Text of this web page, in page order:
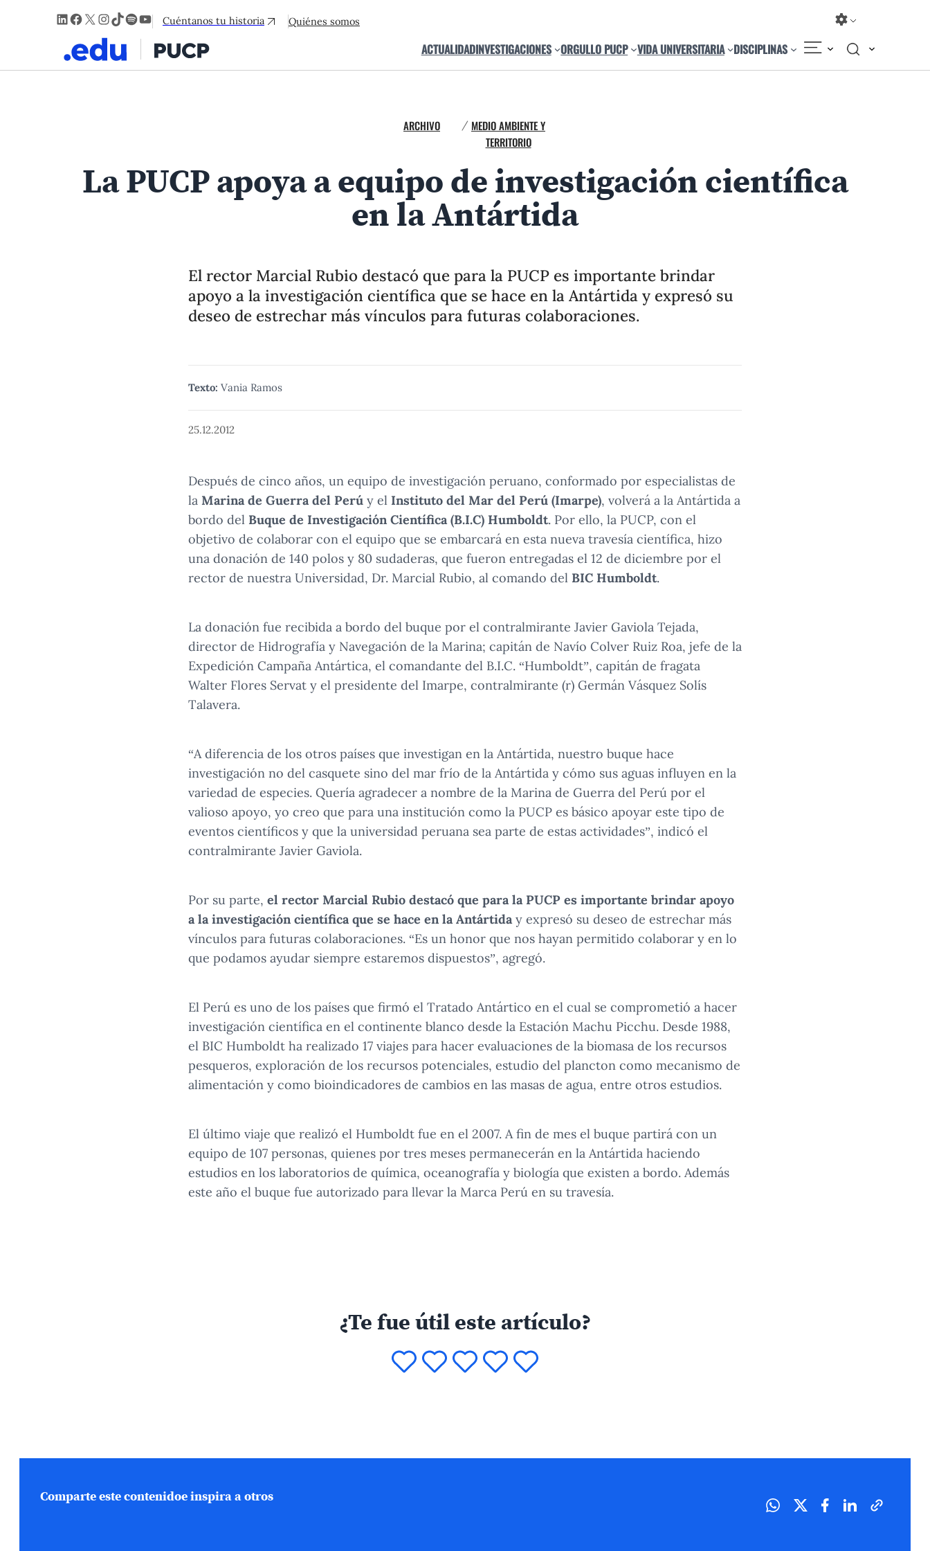
LinkedIn
Facebook
X Instagram
TikTok
Spotify
YouTube
Cuéntanos tu historia Quiénes somos
ACTUALIDADINVESTIGACIONES ORGULLO PUCP VIDA UNIVERSITARIA DISCIPLINAS
ARCHIVO / MEDIO AMBIENTE Y
TERRITORIO
La PUCP apoya a equipo de investigación científica
en la Antártida
El rector Marcial Rubio destacó que para la PUCP es importante brindar
apoyo a la investigación científica que se hace en la Antártida y expresó su
deseo de estrechar más vínculos para futuras colaboraciones.
Texto: Vania Ramos
25.12.2012
Después de cinco años, un equipo de investigación peruano, conformado por especialistas de
la Marina de Guerra del Perú y el Instituto del Mar del Perú (Imarpe), volverá a la Antártida a
bordo del Buque de Investigación Científica (B.I.C) Humboldt. Por ello, la PUCP, con el
objetivo de colaborar con el equipo que se embarcará en esta nueva travesía científica, hizo
una donación de 140 polos y 80 sudaderas, que fueron entregadas el 12 de diciembre por el
rector de nuestra Universidad, Dr. Marcial Rubio, al comando del BIC Humboldt.
La donación fue recibida a bordo del buque por el contralmirante Javier Gaviola Tejada,
director de Hidrografía y Navegación de la Marina; capitán de Navío Colver Ruiz Roa, jefe de la
Expedición Campaña Antártica, el comandante del B.I.C. “Humboldt”, capitán de fragata
Walter Flores Servat y el presidente del Imarpe, contralmirante (r) Germán Vásquez Solís
Talavera.
“A diferencia de los otros países que investigan en la Antártida, nuestro buque hace
investigación no del casquete sino del mar frío de la Antártida y cómo sus aguas influyen en la
variedad de especies. Quería agradecer a nombre de la Marina de Guerra del Perú por el
valioso apoyo, yo creo que para una institución como la PUCP es básico apoyar este tipo de
eventos científicos y que la universidad peruana sea parte de estas actividades”, indicó el
contralmirante Javier Gaviola.
Por su parte, el rector Marcial Rubio destacó que para la PUCP es importante brindar apoyo
a la investigación científica que se hace en la Antártiday expresó su deseo de estrechar más
vínculos para futuras colaboraciones. “Es un honor que nos hayan permitido colaborar y en lo
que podamos ayudar siempre estaremos dispuestos”, agregó.
El Perú es uno de los países que firmó el Tratado Antártico en el cual se comprometió a hacer
investigación científica en el continente blanco desde la Estación Machu Picchu. Desde 1988,
el BIC Humboldt ha realizado 17 viajes para hacer evaluaciones de la biomasa de los recursos
pesqueros, exploración de los recursos potenciales, estudio del plancton como mecanismo de
alimentación y como bioindicadores de cambios en las masas de agua, entre otros estudios.
El último viaje que realizó el Humboldt fue en el 2007. A fin de mes el buque partirá con un
equipo de 107 personas, quienes por tres meses permanecerán en la Antártida haciendo
estudios en los laboratorios de química, oceanografía y biología que existen a bordo. Además
este año el buque fue autorizado para llevar la Marca Perú en su travesía.
¿Te fue útil este artículo?
Comparte este contenidoe inspira a otros